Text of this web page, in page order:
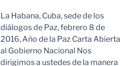
La Habana, Cuba, sede de los
diálogos de Paz, febrero 8 de
2016, Año de la Paz Carta Abierta
al Gobierno Nacional Nos
dirigimos a ustedes de la manera